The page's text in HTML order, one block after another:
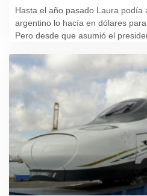
Hasta el año pasado Laura podía
argentino lo hacía en dólares
Pero desde que asumió el
una economía en recesión, el
festeja.